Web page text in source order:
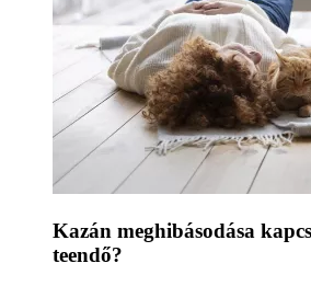
Kazán meghibásodása
teendő?